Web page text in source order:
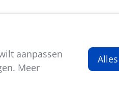
aanpassen
Meer